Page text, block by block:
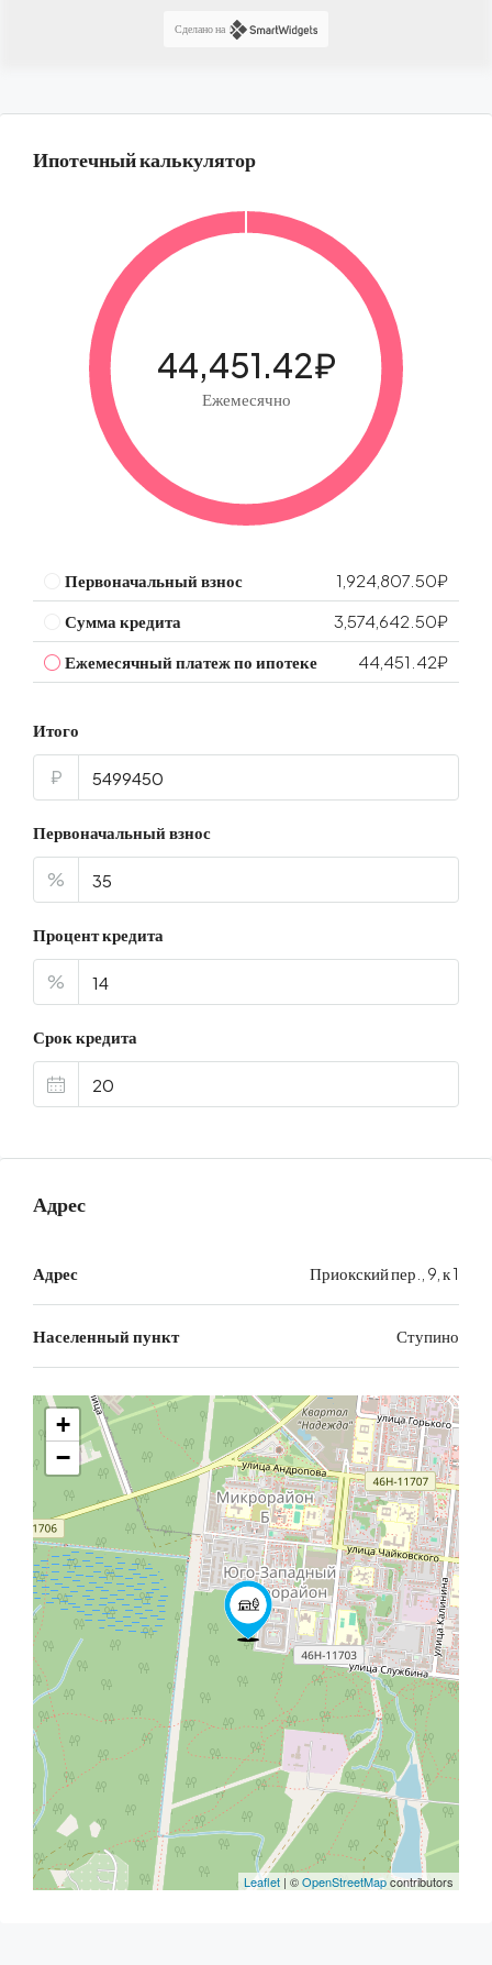
Сделано на
Ипотечный калькулятор
44,451.42₽
Ежемесячно
Первоначальный взнос
1,924,807.50₽
Сумма кредита
3,574,642.50₽
Ежемесячный платеж по ипотеке
44,451.42₽
Итого
₽
Первоначальный взнос
%
Процент кредита
%
Срок кредита
Адрес
Адрес Приокский пер., 9, к 1
Населенный пункт Ступино
+
−
Leaflet | ©OpenStreetMapcontributors